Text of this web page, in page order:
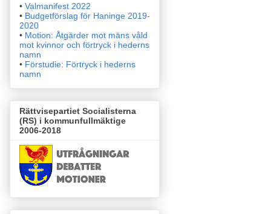
• Valmanifest 2022
• Budgetförslag för Haninge 2019-
2020
• Motion: Åtgärder mot mäns våld
mot kvinnor och förtryck i hederns
namn
• Förstudie: Förtryck i hederns
namn
Rättvisepartiet Socialisterna
(RS) i kommunfullmäktige
2006-2018